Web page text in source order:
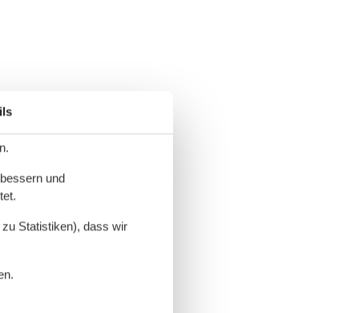
und
Statistiken), dass wir